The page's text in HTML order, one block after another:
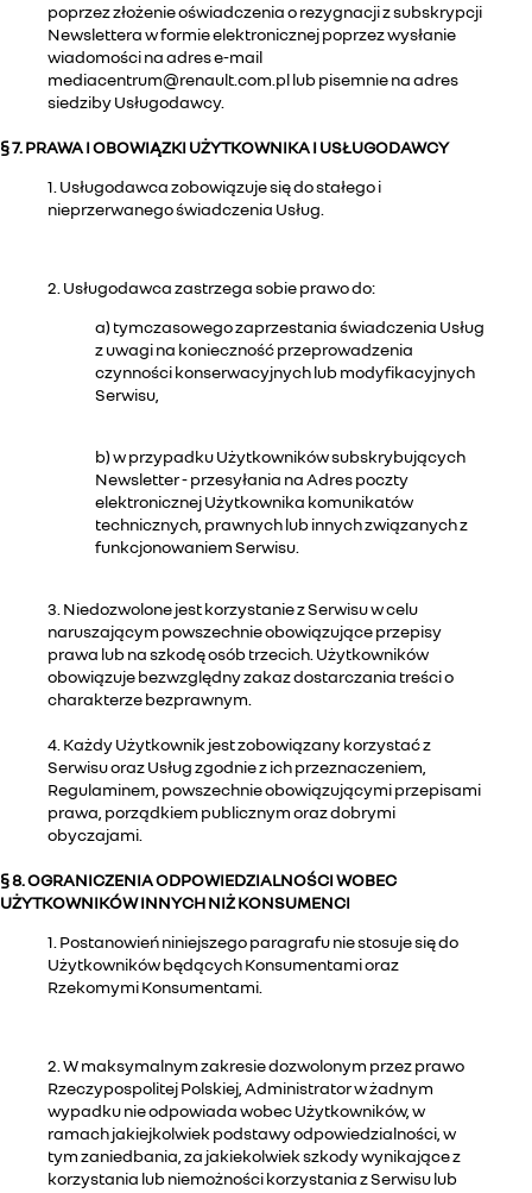
poprzez złożenie oświadczenia o rezygnacji z subskrypcji
Newslettera w formie elektronicznej poprzez wysłanie
wiadomości na adres e-mail
mediacentrum@renault.com.pl lub pisemnie na adres
siedziby Usługodawcy.
§ 7. PRAWA I OBOWIĄZKI UŻYTKOWNIKA I USŁUGODAWCY
1. Usługodawca zobowiązuje się do stałego i
nieprzerwanego świadczenia Usług.
2. Usługodawca zastrzega sobie prawo do:
a) tymczasowego zaprzestania świadczenia Usług
z uwagi na konieczność przeprowadzenia
czynności konserwacyjnych lub modyfikacyjnych
Serwisu,
b) w przypadku Użytkowników subskrybujących
Newsletter - przesyłania na Adres poczty
elektronicznej Użytkownika komunikatów
technicznych, prawnych lub innych związanych z
funkcjonowaniem Serwisu.
3. Niedozwolone jest korzystanie z Serwisu w celu
naruszającym powszechnie obowiązujące przepisy
prawa lub na szkodę osób trzecich. Użytkowników
obowiązuje bezwzględny zakaz dostarczania treści o
charakterze bezprawnym.
4. Każdy Użytkownik jest zobowiązany korzystać z
Serwisu oraz Usług zgodnie z ich przeznaczeniem,
Regulaminem, powszechnie obowiązującymi przepisami
prawa, porządkiem publicznym oraz dobrymi
obyczajami.
§ 8. OGRANICZENIA ODPOWIEDZIALNOŚCI WOBEC
UŻYTKOWNIKÓW INNYCH NIŻ KONSUMENCI
1. Postanowień niniejszego paragrafu nie stosuje się do
Użytkowników będących Konsumentami oraz
Rzekomymi Konsumentami.
2. W maksymalnym zakresie dozwolonym przez prawo
Rzeczypospolitej Polskiej, Administrator w żadnym
wypadku nie odpowiada wobec Użytkowników, w
ramach jakiejkolwiek podstawy odpowiedzialności, w
tym zaniedbania, za jakiekolwiek szkody wynikające z
korzystania lub niemożności korzystania z Serwisu lub